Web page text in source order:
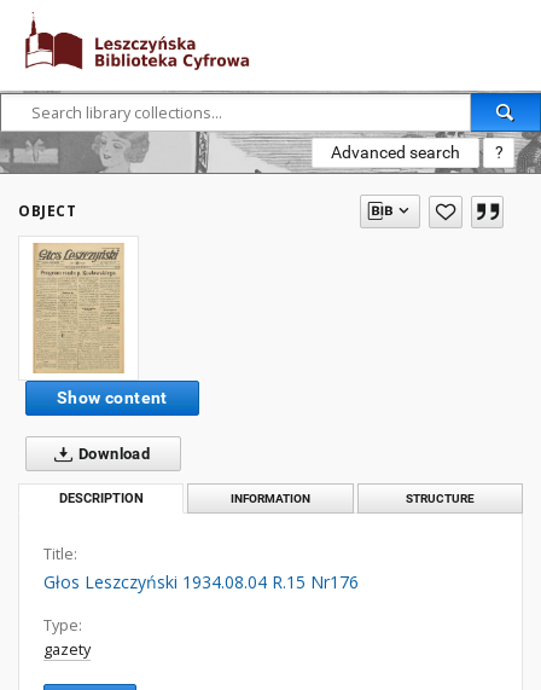
Advanced search ?
OBJECT
Show content
Download
DESCRIPTION INFORMATION STRUCTURE
Title:
Głos Leszczyński 1934.08.04 R.15 Nr176
Type:
gazety